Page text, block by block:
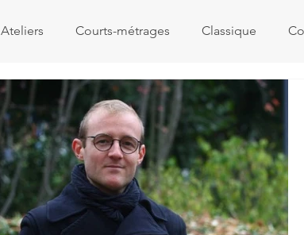
Ateliers Courts-métrages Classique